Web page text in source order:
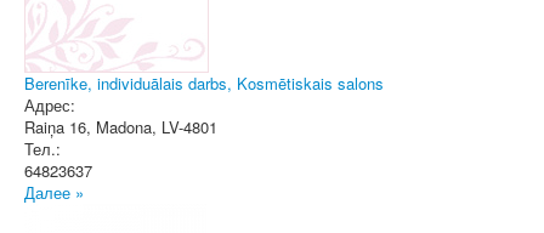
Berenīke, individuālais darbs, Kosmētiskais salons
Адрес:
Raiņa 16, Madona, LV-4801
Тел.:
64823637
Далее »